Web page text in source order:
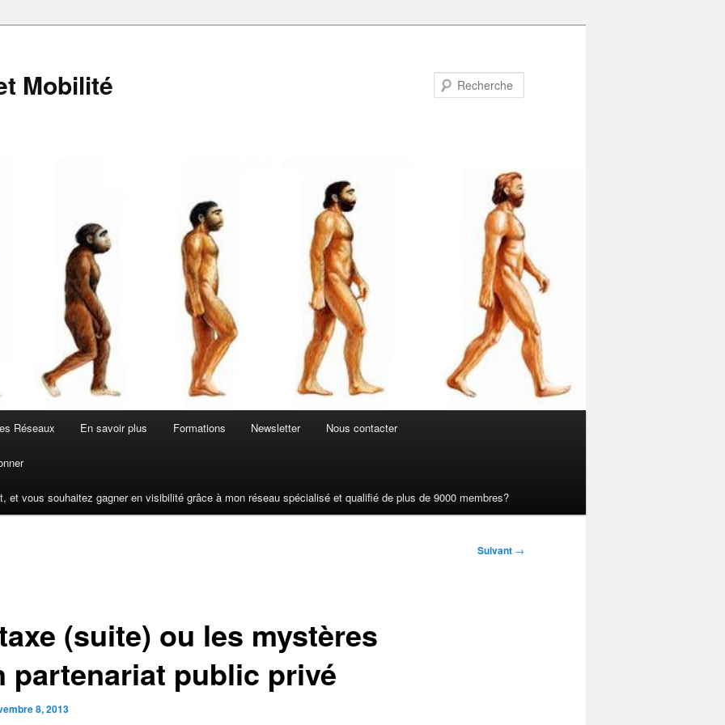
Mobilité
Réseaux En savoir plus Formations Newsletter Nous contacter
et vous souhaitez gagner en visibilité grâce à mon réseau spécialisé et qualifié de plus de 9000 membres?
Suivant →
(suite) ou les mystères
partenariat public privé
8, 2013